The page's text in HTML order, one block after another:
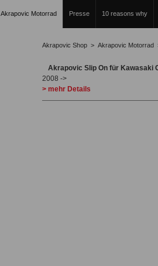
Akrapovic Motorrad Presse 10 reasons why
Akrapovic Shop > Akrapovic Motorrad
Akrapovic Slip On für Kawasaki
2008 ->
> mehr Details